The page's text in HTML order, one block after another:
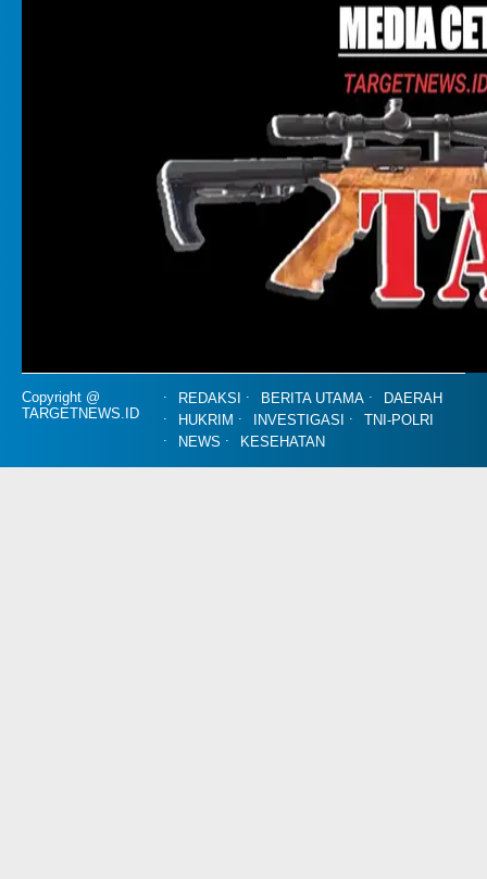
Copyright @
TARGETNEWS.ID
REDAKSI BERITA UTAMA
DAERAH
HUKRIM
INVESTIGASI
TNI-POLRI
NEWS
KESEHATAN